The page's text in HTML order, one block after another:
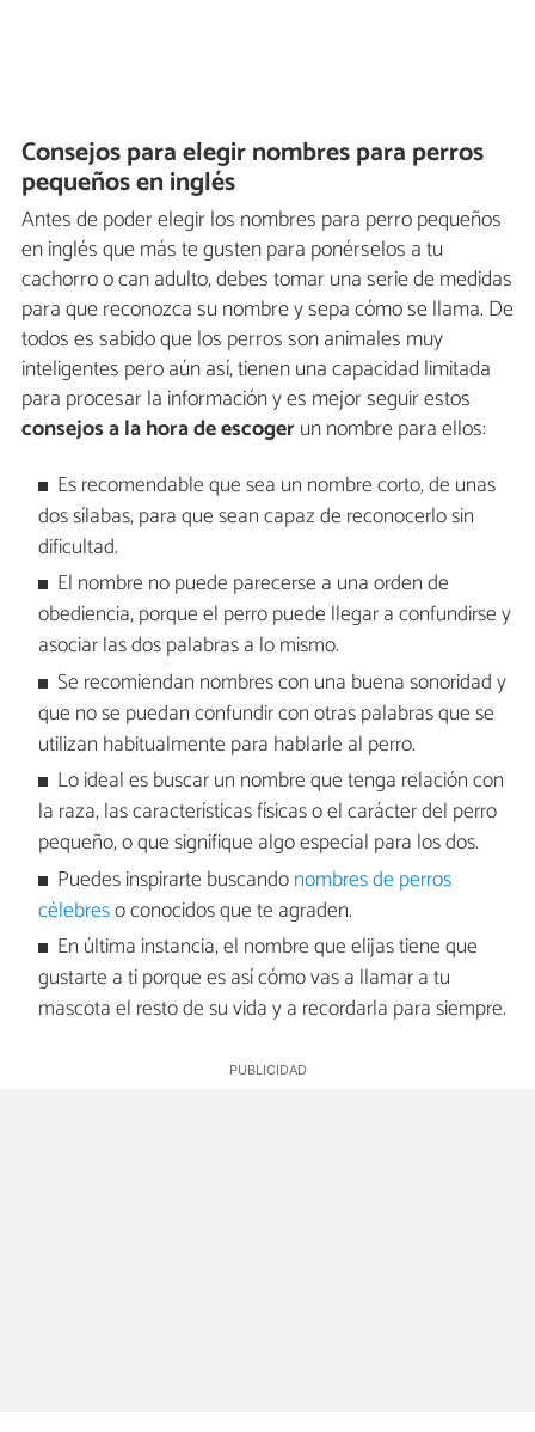
Consejos para elegir nombres para perros
pequeños en inglés
Antes de poder elegir los nombres para perro pequeños
en inglés que más te gusten para ponérselos a tu
cachorro o can adulto, debes tomar una serie de medidas
para que reconozca su nombre y sepa cómo se llama. De
todos es sabido que los perros son animales muy
inteligentes pero aún así, tienen una capacidad limitada
para procesar la información y es mejor seguir estos
consejos a la hora de escogerun nombre para ellos:
Es recomendable que sea un nombre corto, de unas
dos sílabas, para que sean capaz de reconocerlo sin
dificultad.
El nombre no puede parecerse a una orden de
obediencia, porque el perro puede llegar a confundirse y
asociar las dos palabras a lo mismo.
Se recomiendan nombres con una buena sonoridad y
que no se puedan confundir con otras palabras que se
utilizan habitualmente para hablarle al perro.
Lo ideal es buscar un nombre que tenga relación con
la raza, las características físicas o el carácter del perro
pequeño, o que signifique algo especial para los dos.
Puedes inspirarte buscandonombres de perros
célebreso conocidos que te agraden.
En última instancia, el nombre que elijas tiene que
gustarte a ti porque es así cómo vas a llamar a tu
mascota el resto de su vida y a recordarla para siempre.